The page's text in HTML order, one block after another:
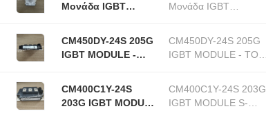
Μονάδα IGBT
Μονάδα IGBT
CM450DY-24S 205G
IGBT MODULE -
Μονάδες-σειράς
ΔΥΟ
CM450DY-24S 205G
IGBT MODULE - TOP
Μονάδες-σειράς ΔΥΟ
CM400C1Y-24S
203G IGBT MODULE
CM400C1Y-24S 203G
IGBT MODULE S-